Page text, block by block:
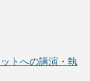
トへの講演・執